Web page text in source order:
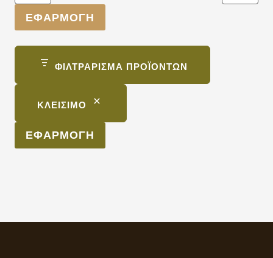
ΕΦΑΡΜΟΓΉ
ΦΙΛΤΡΆΡΙΣΜΑ ΠΡΟΪΌΝΤΩΝ
ΚΛΕΊΣΙΜΟ
ΕΦΑΡΜΟΓΉ